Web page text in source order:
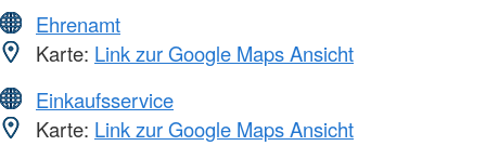
Ehrenamt
Karte: Link zur Google Maps Ansicht
Einkaufsservice
Karte: Link zur Google Maps Ansicht